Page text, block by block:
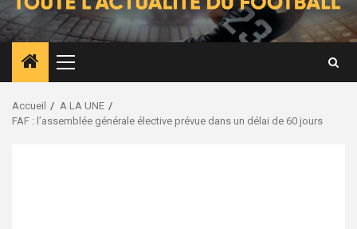
Menu
principal
Accueil
A LA UNE
FAF : l’assemblée générale élective prévue dans un délai de 60 jours